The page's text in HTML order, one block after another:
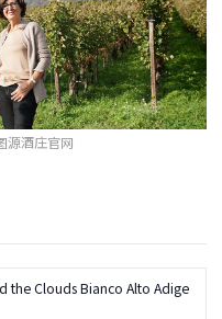
源酒庄官网
the Clouds Bianco Alto Adige